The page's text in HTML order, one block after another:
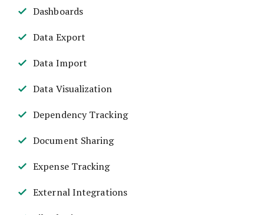
Dashboards
Data Export
Data Import
Data Visualization
Dependency Tracking
Document Sharing
Expense Tracking
External Integrations